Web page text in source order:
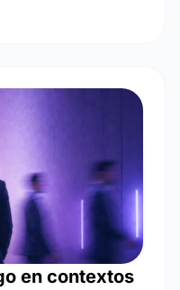
en contextos